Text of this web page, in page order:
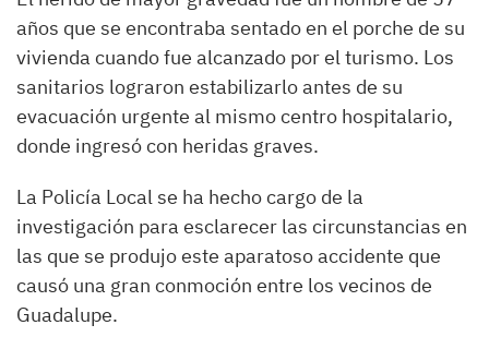
años que se encontraba sentado en el porche de su
vivienda cuando fue alcanzado por el turismo. Los
sanitarios lograron estabilizarlo antes de su
evacuación urgente al mismo centro hospitalario,
donde ingresó con heridas graves.
La Policía Local se ha hecho cargo de la
investigación para esclarecer las circunstancias en
las que se produjo este aparatoso accidente que
causó una gran conmoción entre los vecinos de
Guadalupe.